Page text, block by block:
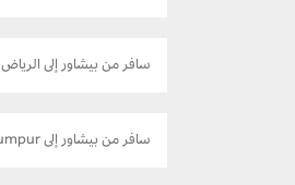
سافر من بيشاور إلى الرياض
سافر من بيشاور إلى Kuala Lumpur